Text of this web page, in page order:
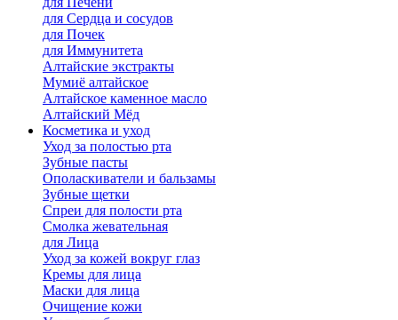
для Сердца и сосудов
для Почек
для Иммунитета
Алтайские экстракты
Мумиё алтайское
Алтайское каменное масло
Алтайский Мёд
Косметика и уход
Уход за полостью рта
Зубные пасты
Ополаскиватели и бальзамы
Зубные щетки
Спреи для полости рта
Смолка жевательная
для Лица
Уход за кожей вокруг глаз
Кремы для лица
Маски для лица
Очищение кожи